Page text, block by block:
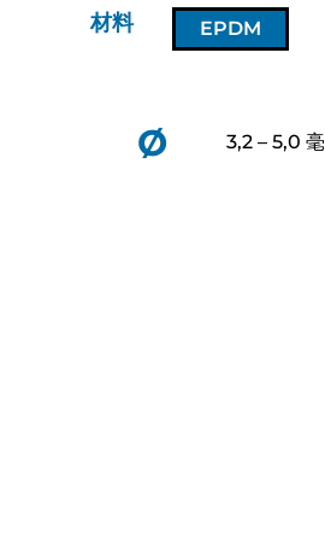
材料 EPDM
Ø 3,2 – 5,0